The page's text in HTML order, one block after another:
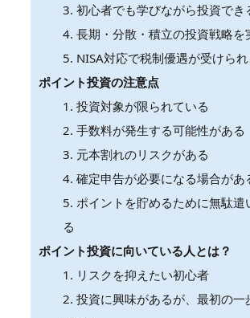
3. 初心者でも学びながら投資でき
4. 長期・分散・積立の投資戦略を
5. NISA対応で税制優遇が受けられ
ポイント投資の注意点
1. 投資対象が限られている
2. 手数料が発生する可能性がある
3. 元本割れのリスクがある
4. 確定申告が必要になる場合があ
5. ポイントを貯めるために無駄遣
る
ポイント投資に向いている人とは？
1. リスクを抑えたい初心者
2. 投資に興味があるが、最初の一